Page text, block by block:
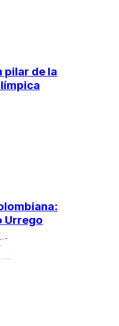
pilar de la
Urrego